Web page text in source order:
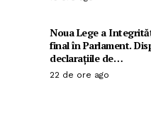
Noua Lege a
final în Parlament.
declarațiile de…
22 de ore ago